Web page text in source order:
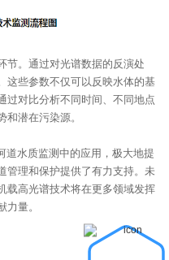
节。通过对光谱数据的反演处
这些参数不仅可以反映水体的基
过对比分析不同时间、不同地点
潜在污染源。
道水质监测中的应用，极大地提
管理和保护提供了有力支持。未
载高光谱技术将在更多领域发挥
量。